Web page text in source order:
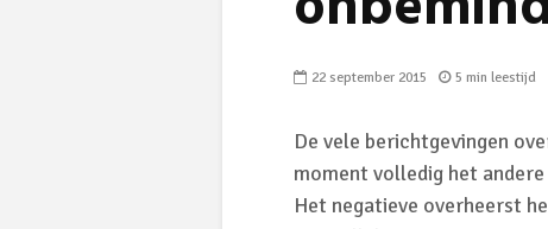
22 september 2015 5 min leestijd
De vele berichtgevingen
moment volledig het
Het negatieve overheerst